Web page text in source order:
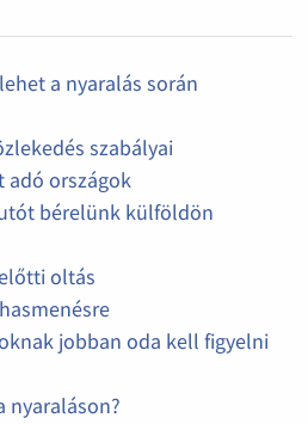
a nyaralás során
szabályai
adó országok
bérelünk külföldön
oltás
jobban oda kell figyelni
nyaraláson?